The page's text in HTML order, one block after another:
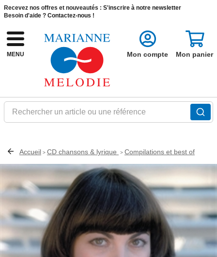
Recevez nos offres et nouveautés : S'inscrire à notre newsletter
Besoin d'aide ? Contactez-nous !
MENU
Rechercher un article ou une référence
Mon compte Mon panier
Accueil > CD chansons & lyrique > Compilations et best of